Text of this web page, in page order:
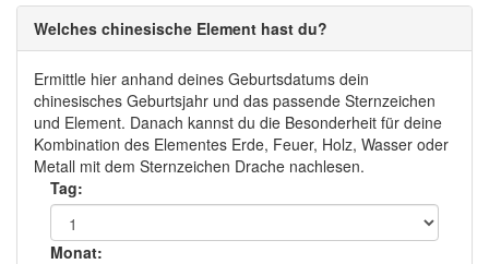
Welches chinesische Element hast du?
Ermittle hier anhand deines Geburtsdatums dein
chinesisches Geburtsjahr und das passende Sternzeichen
und Element. Danach kannst du die Besonderheit für deine
Kombination des Elementes Erde, Feuer, Holz, Wasser oder
Metall mit dem Sternzeichen Drache nachlesen.
Tag:
Monat: